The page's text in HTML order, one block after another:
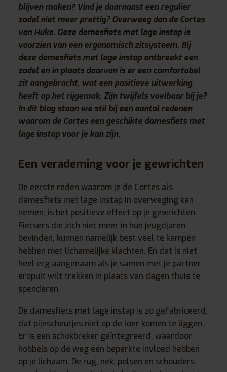
blijven maken? Vind je daarnaast een regulier
zadel niet meer prettig? Overweeg dan de Cortes
van Huka. Deze damesfiets met lage instap is
voorzien van een ergonomisch zitsysteem. Bij
deze damesfiets met lage instap ontbreekt een
zadel en in plaats daarvan is er een comfortabel
zit aangebracht, wat een positieve uitwerking
heeft op het rijgemak. Zijn twijfels voelbaar bij je?
In dit blog staan we stil bij een aantal redenen
waarom de Cortes een geschikte damesfiets met
lage instap voor je kan zijn.
Een verademing voor je gewrichten
De eerste reden waarom je de Cortes als
damesfiets met lage instap in overweging kan
nemen, is het positieve effect op je gewrichten.
Fietsers die zich niet meer in hun jeugdjaren
bevinden, kunnen namelijk best veel te kampen
hebben met lichamelijke klachten. En dat is niet
heel erg aangenaam als je samen met je partner
eropuit wilt trekken in plaats van dagen thuis te
spenderen.
De damesfiets met lage instap is zo gefabriceerd,
dat pijnscheutjes niet op de loer komen te liggen.
Er is een schokbreker geïntegreerd, waardoor
hobbels op de weg een beperkte invloed hebben
op je lichaam. De rug, nek, polsen en schouders